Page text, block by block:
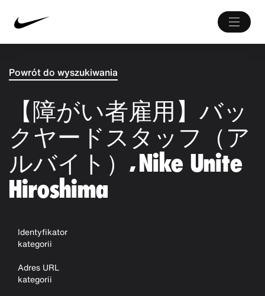
Powrót do wyszukiwania
【障がい者雇用】バッ
クヤードスタッフ（ア
ルバイト）, Nike Unite
Hiroshima
Identyfikator
kategorii
Adres URL
kategorii